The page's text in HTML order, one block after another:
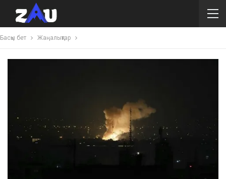
Басқы бет Жаңалықтар